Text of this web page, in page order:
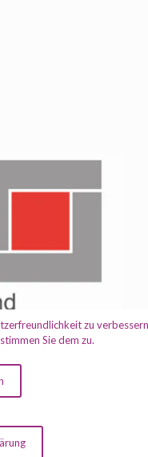
Zubehör
Impressum
zu
Sie dem zu.